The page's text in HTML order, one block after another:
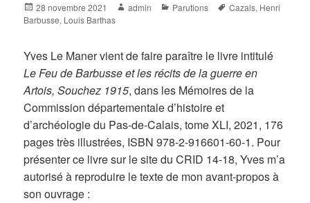
Posted
on
28 novembre 2021 Author
admin Categories
Parutions Tags
Cazals, Henri
Barbusse, Louis Barthas
Yves Le Maner vient de faire paraître le livre intitulé
Le Feude Barbusse et les récits de la guerre en
Artois, Souchez 1915, dans les Mémoires de la
Commission départementale d’histoire et
d’archéologie du Pas-de-Calais, tome XLI, 2021, 176
pages très illustrées, ISBN 978-2-916601-60-1. Pour
présenter ce livre sur le site du CRID 14-18, Yves m’a
autorisé à reproduire le texte de mon avant-propos à
son ouvrage :